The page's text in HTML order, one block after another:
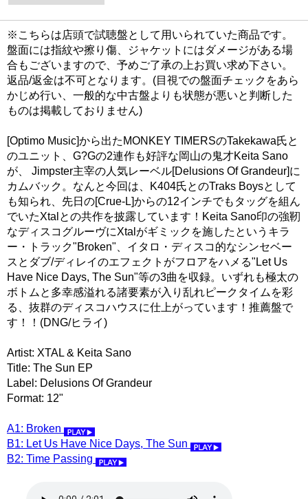
※こちらは店頭で試聴盤として用いられていた商品です。
盤面には指紋や擦り傷、ジャケットにはダメージがある場
合もございますので、予めご了承の上お買い求め下さい。
返品/返金は不可となります。(目視での盤面チェックをあら
かじめ行い、一般的な中古盤よりも状態が悪いと判断した
ものは掲載しておりません)
[Optimo Music]から出たMONKEY TIMERSのTakekawa氏と
のユニット、G?Gの2連作も好評な岡山の鬼才Keita Sano
が、 Jimpster主宰の人気レーベル[Delusions Of Grandeur]に
カムバック。なんと今回は、K404氏とのTraks Boysとして
も知られ、先日の[Crue-L]からの12インチでもタッグを組ん
でいたXtalとの共作を披露しています！Keita Sano印の強靭
なディスコグルーヴにXtalがギミックを施したというキラ
ー・トラック"Broken"、イタロ・ディスコ的なシンセベー
スとダブ/ディレイのエフェクトがフロアをハメる"Let Us
Have Nice Days, The Sun"等の3曲を収録。いずれも極太の
ボトムと多幸感溢れる諸要素が入り乱れピークタイムを彩
る、抜群のディスコハウスに仕上がっています！推薦盤で
す！！(DNG/ヒライ)
Artist: XTAL & Keita Sano
Title: The Sun EP
Label: Delusions Of Grandeur
Format: 12"
A1: Broken
B1: Let Us Have Nice Days, The Sun
B2: Time Passing